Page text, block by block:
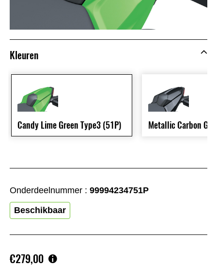
€279,00
Onderdeelnummer : 99994234751P
Beschikbaar
Kleuren
Candy Lime Green Type3 (51P) Metallic Carbon